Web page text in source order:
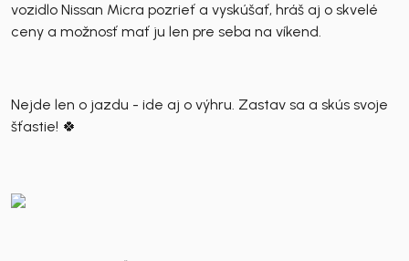
vozidlo Nissan Micra pozrieť a vyskúšať, hráš aj o skvelé
ceny a možnosť mať ju len pre seba na víkend.
Nejde len o jazdu - ide aj o výhru. Zastav sa a skús svoje
šťastie! 🍀